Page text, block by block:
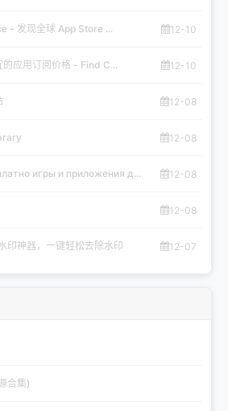
- 发现全球 App Store ... 12-10
的应用订阅价格 - Find C... 12-10
12-08
12-08
игры и приложения д... 12-08
12-08
印神器，一键轻松去除水印 12-07
合集)